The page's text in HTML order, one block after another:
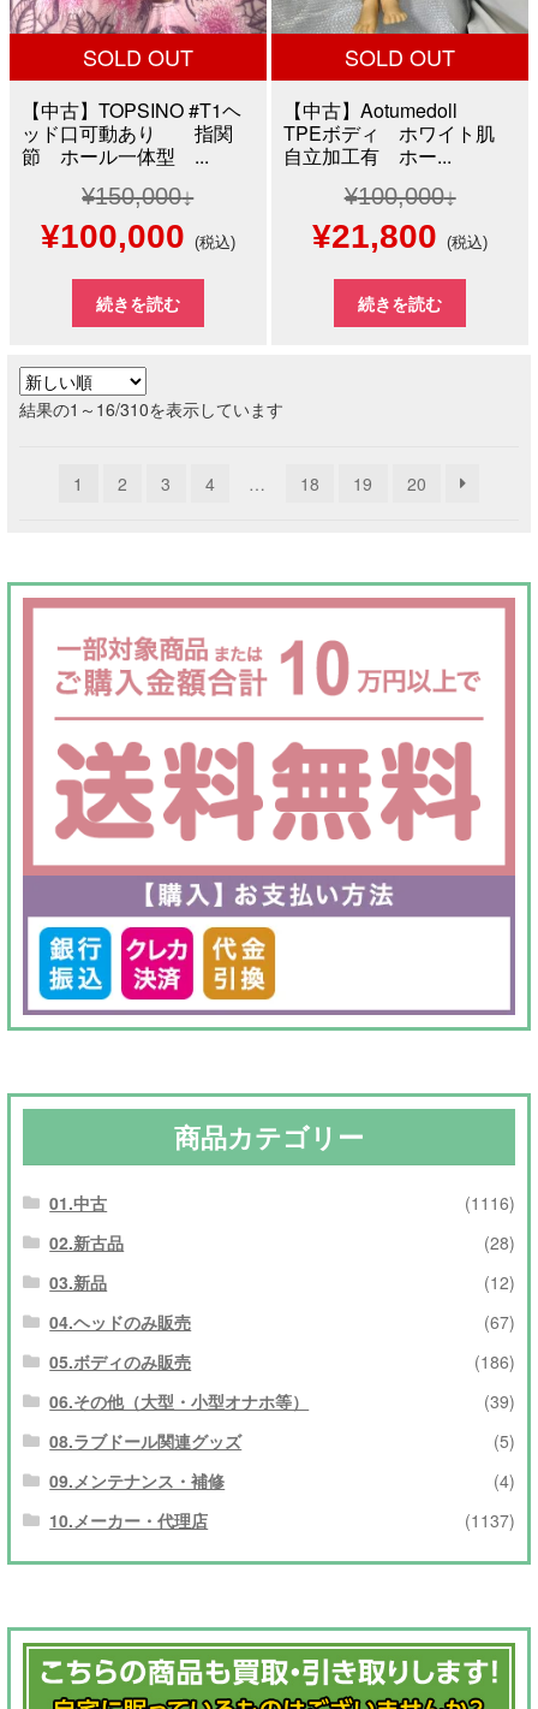
SOLD OUT
【中古】TOPSINO #T1ヘ
ッド口可動あり 指関
節 ホール一体型 ...
¥150,000
元
の
価
格
は
¥150,000
た。
¥100,000現
在
の
格
は
す。
(税込)
続きを読む
SOLD OUT
【中古】Aotumedoll
TPEボディ ホワイト肌
自立加工有 ホー...
¥100,000
元
の
価
¥100,000
た。
¥21,800 現
在
の
は
す。
(税込)
続きを読む
結果の1～16/310を表示しています新
1 2 3 4 … 18 19 20
商品カテゴリー
01.中古
(1116)
02.新古品
(28)
03.新品
(12)
04.ヘッドのみ販売
(67)
05.ボディのみ販売
(186)
06.その他（大型・小型オナホ等）
(39)
08.ラブドール関連グッズ
(5)
09.メンテナンス・補修
(4)
10.メーカー・代理店
(1137)